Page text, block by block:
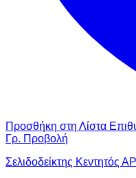
Προσθήκη στη Λίστα
Γρ. Προβολή
Σελιδοδείκτης Κεντητός